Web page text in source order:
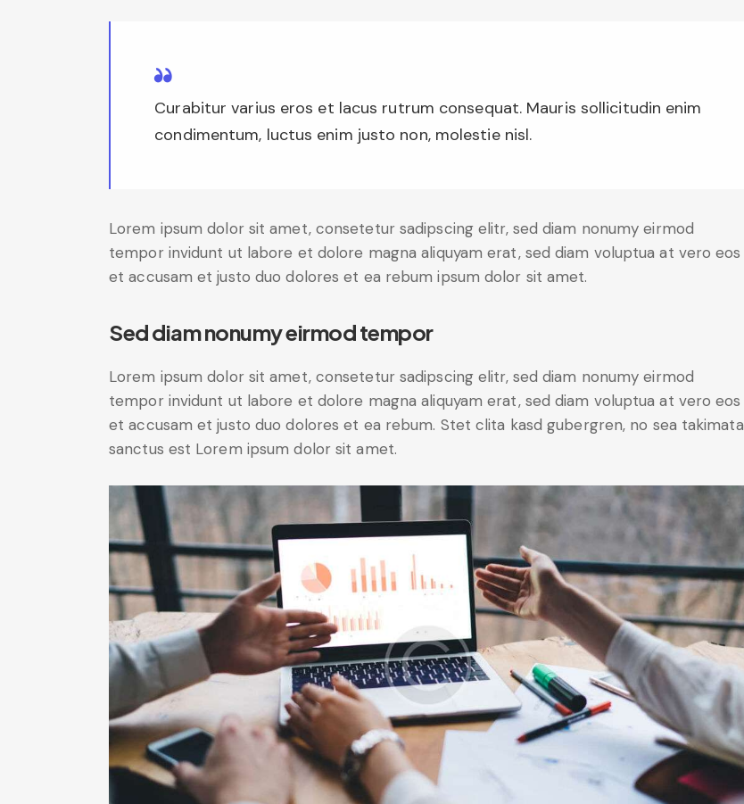
Curabitur varius eros et lacus rutrum consequat. Mauris sollicitudin enim
condimentum, luctus enim justo non, molestie nisl.
Lorem ipsum dolor sit amet, consetetur sadipscing elitr, sed diam nonumy eirmod
tempor invidunt ut labore et dolore magna aliquyam erat, sed diam voluptua at vero eos
et accusam et justo duo dolores et ea rebum ipsum dolor sit amet.
Sed diam nonumy eirmod tempor
Lorem ipsum dolor sit amet, consetetur sadipscing elitr, sed diam nonumy eirmod
tempor invidunt ut labore et dolore magna aliquyam erat, sed diam voluptua at vero eos
et accusam et justo duo dolores et ea rebum. Stet clita kasd gubergren, no sea takimata
sanctus est Lorem ipsum dolor sit amet.